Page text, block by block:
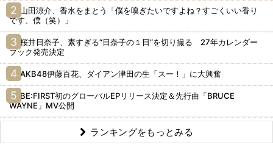
山田涼介、香水をまとう「僕を嗅ぎたいですよね？すごくいい香り
です、僕（笑）」
桜井日奈子、素すぎる“日奈子の１日”を切り撮る 27年カレンダー
ブック発売決定
AKB48伊藤百花、ダイアン津田の生「スー！」に大興奮
BE:FIRST初のグローバルEPリリース決定＆先行曲「BRUCE
WAYNE」MV公開
ランキングをもっとみる